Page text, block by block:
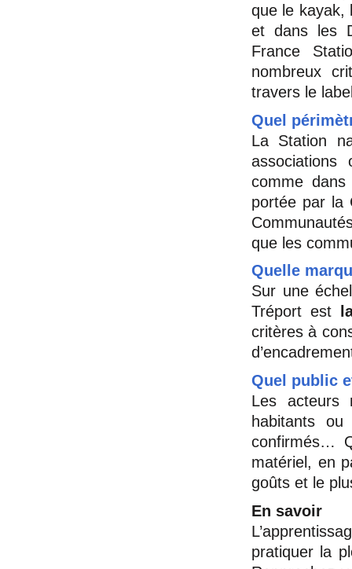
que le kayak,
et dans les
France
nombreux
travers le
Quel
La Station
comme
portée par la
que les
Quelle
Sur une
Tréport est
critères à
Quel public
Les acteurs
habitants
confirmés…
matériel, en
goûts et le
En savoir
pratiquer la